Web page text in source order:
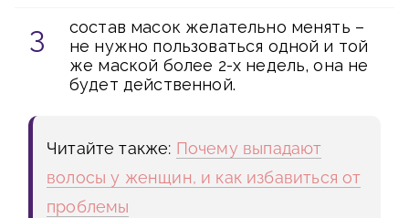
состав масок желательно менять –
не нужно пользоваться одной и той
же маской более 2-х недель, она не
будет действенной.
Читайте также: Почему выпадают
волосы у женщин, и как избавиться от
проблемы